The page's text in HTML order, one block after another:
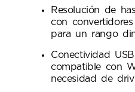
Resolución de
con
para un rango
Conectividad
compatible con
necesidad de